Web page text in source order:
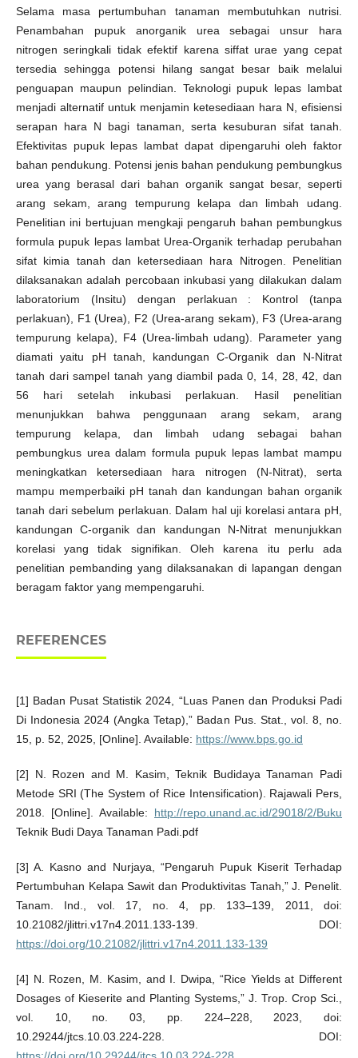
Selama masa pertumbuhan tanaman membutuhkan nutrisi.
Penambahan pupuk anorganik urea sebagai unsur hara
nitrogen seringkali tidak efektif karena siffat urae yang cepat
tersedia sehingga potensi hilang sangat besar baik melalui
penguapan maupun pelindian. Teknologi pupuk lepas lambat
menjadi alternatif untuk menjamin ketesediaan hara N, efisiensi
serapan hara N bagi tanaman, serta kesuburan sifat tanah.
Efektivitas pupuk lepas lambat dapat dipengaruhi oleh faktor
bahan pendukung. Potensi jenis bahan pendukung pembungkus
urea yang berasal dari bahan organik sangat besar, seperti
arang sekam, arang tempurung kelapa dan limbah udang.
Penelitian ini bertujuan mengkaji pengaruh bahan pembungkus
formula pupuk lepas lambat Urea-Organik terhadap perubahan
sifat kimia tanah dan ketersediaan hara Nitrogen. Penelitian
dilaksanakan adalah percobaan inkubasi yang dilakukan dalam
laboratorium (Insitu) dengan perlakuan : Kontrol (tanpa
perlakuan), F1 (Urea), F2 (Urea-arang sekam), F3 (Urea-arang
tempurung kelapa), F4 (Urea-limbah udang). Parameter yang
diamati yaitu pH tanah, kandungan C-Organik dan N-Nitrat
tanah dari sampel tanah yang diambil pada 0, 14, 28, 42, dan
56 hari setelah inkubasi perlakuan. Hasil penelitian
menunjukkan bahwa penggunaan arang sekam, arang
tempurung kelapa, dan limbah udang sebagai bahan
pembungkus urea dalam formula pupuk lepas lambat mampu
meningkatkan ketersediaan hara nitrogen (N-Nitrat), serta
mampu memperbaiki pH tanah dan kandungan bahan organik
tanah dari sebelum perlakuan. Dalam hal uji korelasi antara pH,
kandungan C-organik dan kandungan N-Nitrat menunjukkan
korelasi yang tidak signifikan. Oleh karena itu perlu ada
penelitian pembanding yang dilaksanakan di lapangan dengan
beragam faktor yang mempengaruhi.
REFERENCES
[1] Badan Pusat Statistik 2024, “Luas Panen dan Produksi Padi
Di Indonesia 2024 (Angka Tetap),” Badan Pus. Stat., vol. 8, no.
15, p. 52, 2025, [Online]. Available: https://www.bps.go.id
[2] N. Rozen and M. Kasim, Teknik Budidaya Tanaman Padi
Metode SRI (The System of Rice Intensification). Rajawali Pers,
2018. [Online]. Available: http://repo.unand.ac.id/29018/2/Buku
Teknik Budi Daya Tanaman Padi.pdf
[3] A. Kasno and Nurjaya, “Pengaruh Pupuk Kiserit Terhadap
Pertumbuhan Kelapa Sawit dan Produktivitas Tanah,” J. Penelit.
Tanam. Ind., vol. 17, no. 4, pp. 133–139, 2011, doi:
10.21082/jlittri.v17n4.2011.133-139. DOI:
https://doi.org/10.21082/jlittri.v17n4.2011.133-139
[4] N. Rozen, M. Kasim, and I. Dwipa, “Rice Yields at Different
Dosages of Kieserite and Planting Systems,” J. Trop. Crop Sci.,
vol. 10, no. 03, pp. 224–228, 2023, doi:
10.29244/jtcs.10.03.224-228. DOI: